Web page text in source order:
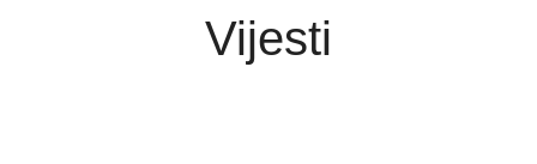
Vijesti